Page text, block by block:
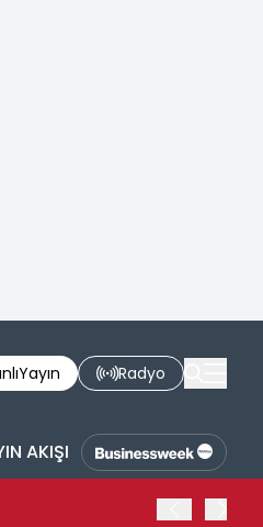
Yayın Radyo
AKIŞI